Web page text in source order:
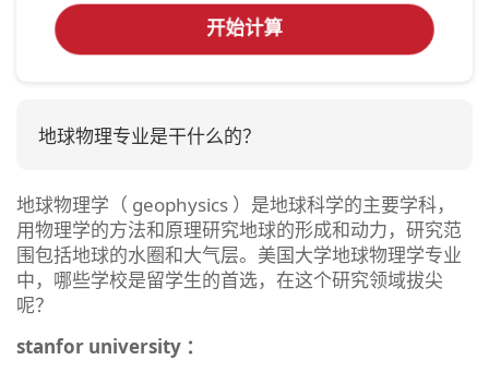
开始计算
地球物理专业是干什么的？
地球物理学（ geophysics ）是地球科学的主要学科，
用物理学的方法和原理研究地球的形成和动力，研究范
围包括地球的水圈和大气层。美国大学地球物理学专业
中，哪些学校是留学生的首选，在这个研究领域拔尖
呢？
stanfor university ：